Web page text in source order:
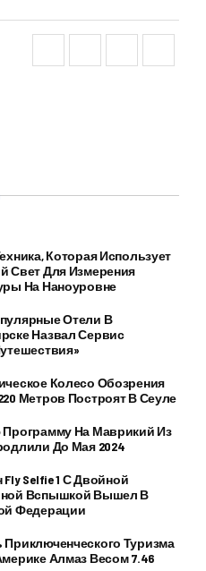
Которая Использует
Свет Для Измерения
На Наноуровне
Отели В
Назвал Сервис
Колесо Обозрения
Метров Построят В Сеуле
На Маврикий Из
До Мая 2024
Selfie 1 С Двойной
Вспышкой Вышел В
Федерации
Туризма
Алмаз Весом 7.46